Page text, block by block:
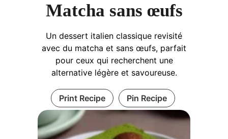
Matcha sans œufs
Un dessert italien classique revisité
avec du matcha et sans œufs, parfait
pour ceux qui recherchent une
alternative légère et savoureuse.
Print Recipe Pin Recipe